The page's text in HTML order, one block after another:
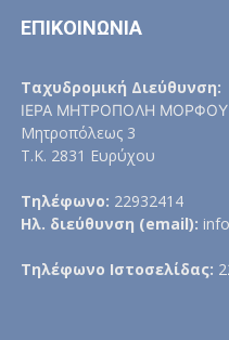
ΕΠΙΚΟΙΝΩΝΙΑ
Ταχυδρομική Διεύθυνση:
ΙΕΡΑ ΜΗΤΡΟΠΟΛΗ ΜΟΡΦΟΥ
Μητροπόλεως 3
Τ.Κ. 2831 Ευρύχου
Τηλέφωνο: 22932414
Ηλ. διεύθυνση (email):
Τηλέφωνο Ιστοσελίδας: